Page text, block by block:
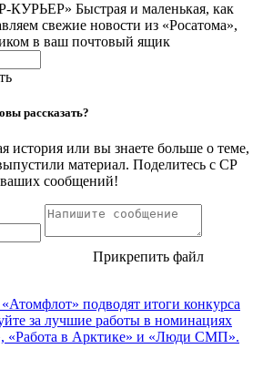
КУРЬЕР» Быстрая и маленькая, как
свежие новости из «Росатома»,
в ваш почтовый ящик
рассказать?
история или вы знаете больше о теме,
материал. Поделитесь с СР
сообщений!
Прикрепить файл
подводят итоги конкурса
за лучшие работы в номинациях
«Работа в Арктике» и «Люди СМП».